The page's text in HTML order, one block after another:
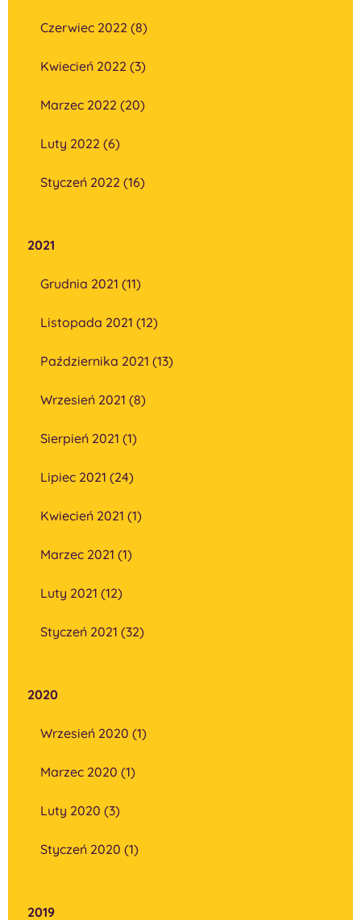
Czerwiec 2022 (8)
Kwiecień 2022 (3)
Marzec 2022 (20)
Luty 2022 (6)
Styczeń 2022 (16)
2021
Grudnia 2021 (11)
Listopada 2021 (12)
Października 2021 (13)
Wrzesień 2021 (8)
Sierpień 2021 (1)
Lipiec 2021 (24)
Kwiecień 2021 (1)
Marzec 2021 (1)
Luty 2021 (12)
Styczeń 2021 (32)
2020
Wrzesień 2020 (1)
Marzec 2020 (1)
Luty 2020 (3)
Styczeń 2020 (1)
2019